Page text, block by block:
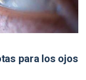
para los ojos